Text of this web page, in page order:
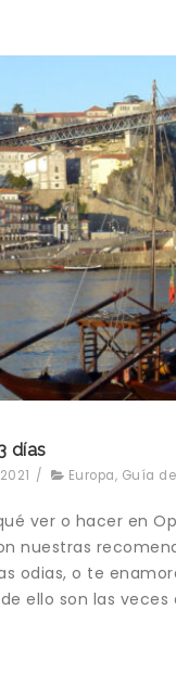
días
/ Europa, Guía
ver o hacer en
nuestras
odias, o te
ello son las veces